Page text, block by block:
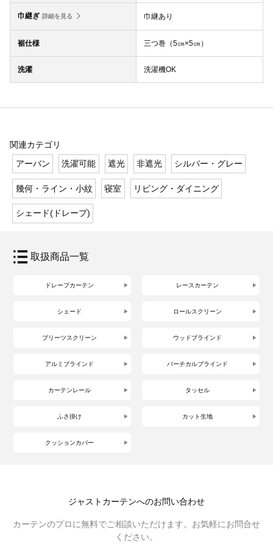
巾継ぎ 詳細を見る 巾継あり
裾仕様 三つ巻（5㎝×5㎝）
洗濯 洗濯機OK
関連カテゴリ
アーバン
洗濯可能 遮光 非遮光 シルバー・グレー
幾何・ライン・小紋 寝室 リビング・ダイニング
シェード(ドレープ)
取扱商品一覧
ドレープカーテン レースカーテン
シェード ロールスクリーン
プリーツスクリーン ウッドブラインド
アルミブラインド バーチカルブラインド
カーテンレール タッセル
ふさ掛け カット生地
クッションカバー
ジャストカーテンへのお問い合わせ
カーテンのプロに無料でご相談いただけます。お気軽にお問合せ
ください。